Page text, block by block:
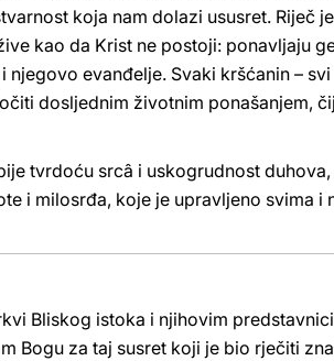
koja nam dolazi ususret. Riječ
kao da Krist ne postoji: ponavljaju
evanđelje. Svaki kršćanin –
dosljednim životnim ponašanjem,
tvrdoću srcâ i uskogrudnost
i milosrđa, koje je upravljeno svima i
Bliskog istoka i njihovim
Bogu za taj susret koji je bio rječiti